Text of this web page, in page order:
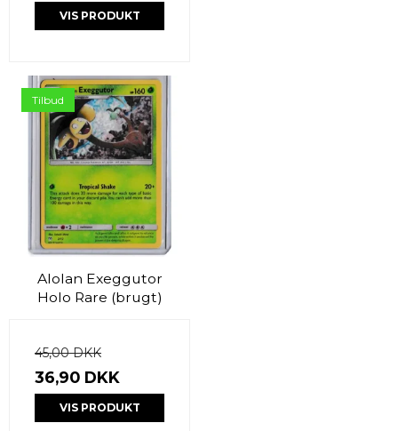
VIS PRODUKT
Tilbud
Alolan Exeggutor
Holo Rare (brugt)
45,00 DKK
36,90 DKK
VIS PRODUKT